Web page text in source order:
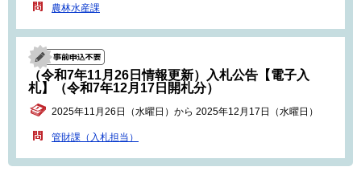
農林水産課
（令和7年11月26日情報更新）入札公告【電子入
札】（令和7年12月17日開札分）
2025年11月26日（水曜日）から 2025年12月17日（水曜日）
管財課（入札担当）